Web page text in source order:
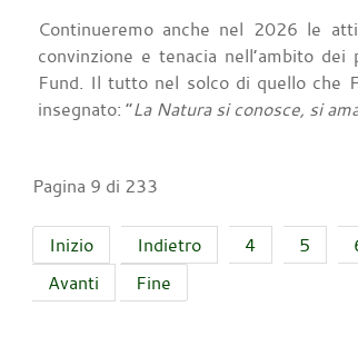
Continueremo anche nel 2026 le
convinzione e tenacia nell’ambito
Fund. Il tutto nel solco di quello che
insegnato: “La Natura si conosce, si
Pagina 9 di 233
Inizio Indietro 4 5
Avanti
Fine